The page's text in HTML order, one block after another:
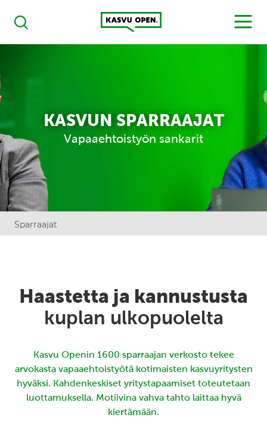
Haku
Kasvu Open
MENU
KASVUN SPARRAAJAT
Vapaaehtoistyön sankarit
Sparraajat
Haastetta ja kannustusta
kuplan ulkopuolelta
Kasvu Openin 1600 sparraajan verkosto tekee
arvokasta vapaaehtoistyötä kotimaisten kasvuyritysten
hyväksi. Kahdenkeskiset yritystapaamiset toteutetaan
luottamuksella. Motiivina vahva tahto laittaa hyvä
kiertämään.